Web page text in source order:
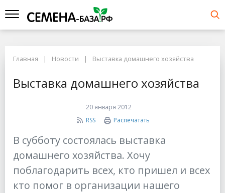
Главная Новости Выставка домашнего хозяйства
Выставка домашнего хозяйства
20 января 2012
RSS
Распечатать
В субботу состоялась выставка
домашнего хозяйства. Хочу
поблагодарить всех, кто пришел и всех
кто помог в организации нашего